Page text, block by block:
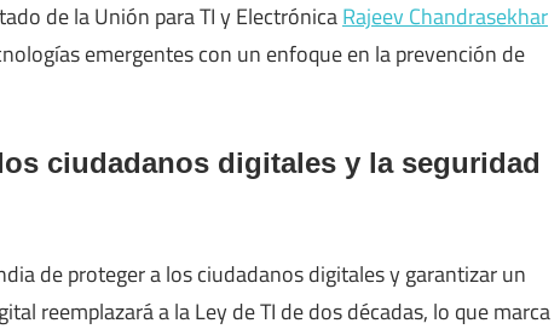
de la Unión para TI y ElectrónicaRajeev Chandrasekhar
emergentes con un enfoque en la prevención de
ciudadanos digitales y la seguridad
de proteger a los ciudadanos digitales y garantizar un
reemplazará a la Ley de TI de dos décadas, lo que marca